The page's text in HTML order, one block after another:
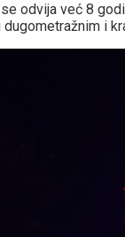
odvija već 8
i